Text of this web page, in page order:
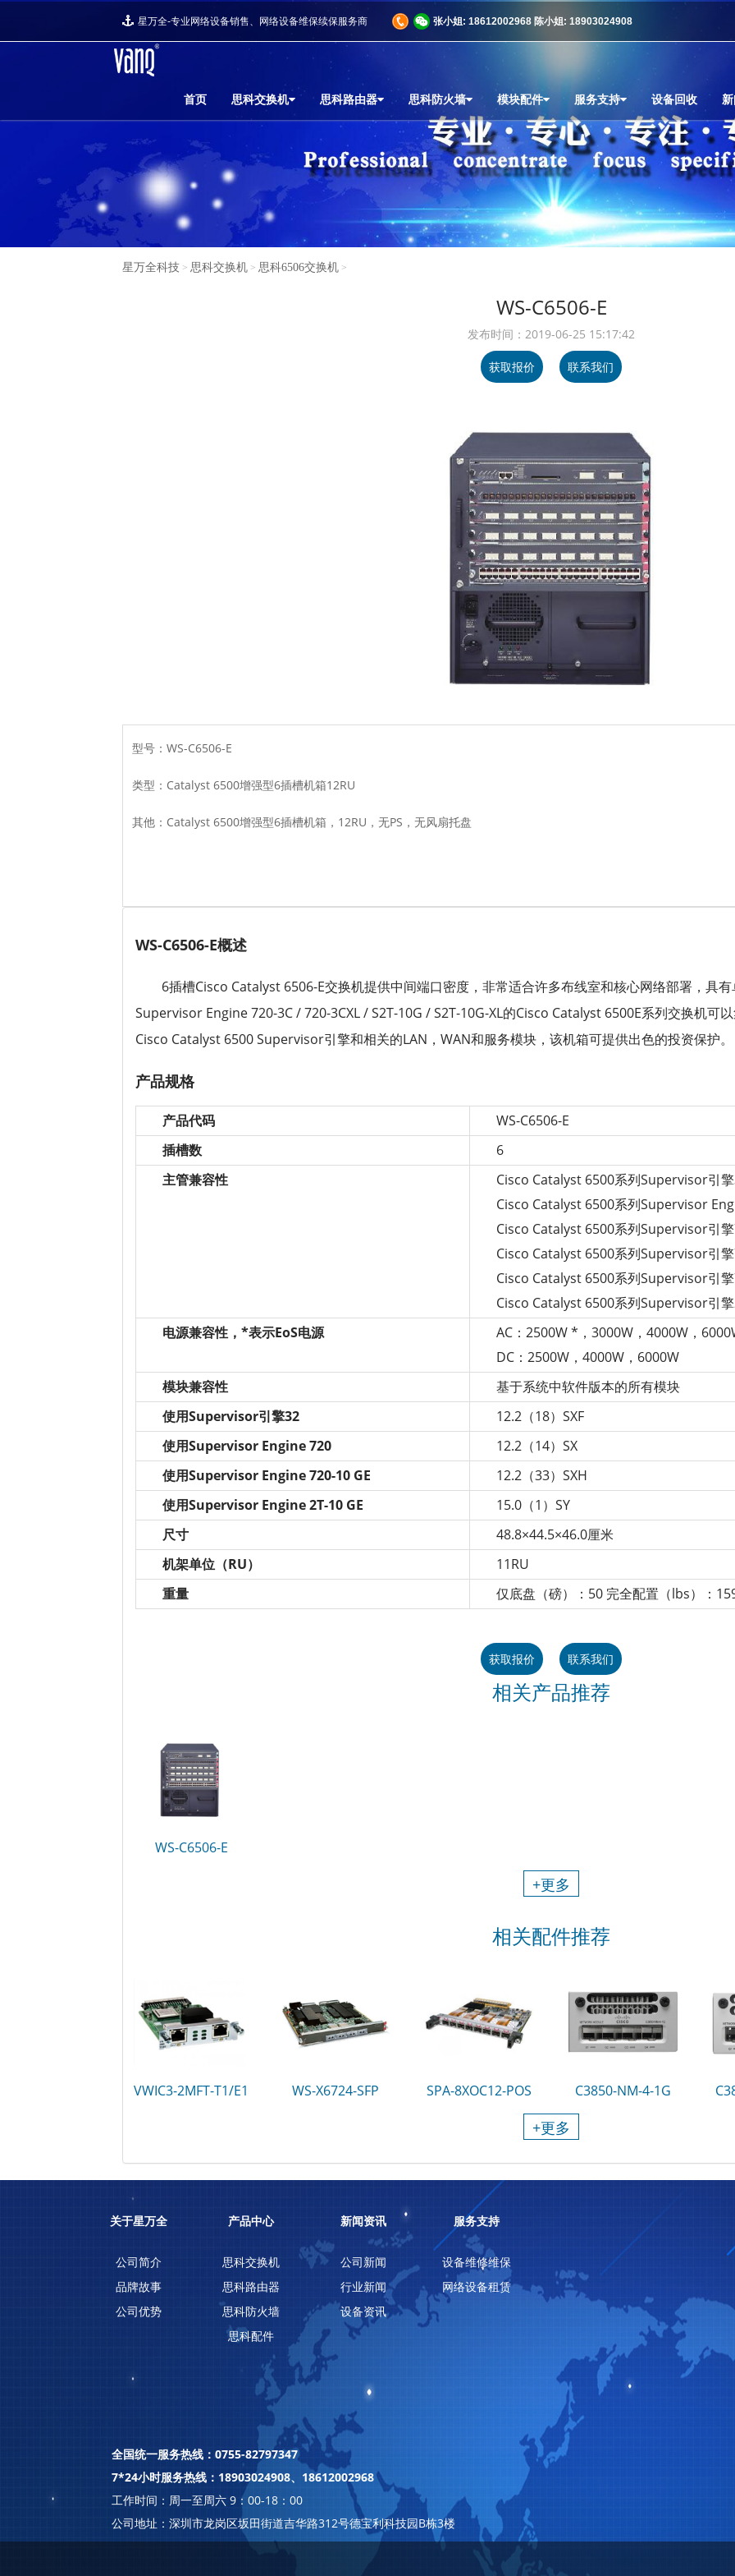
星万全-专业网络设备销售、网络设备维保续保服务商 张小姐: 18612002968 陈小姐: 18903024908
首页 思科交换机 思科路由器 思科防火墙 模块配件 服务支持 设备回收
星万全科技 >思科交换机 >思科6506交换机 >
WS-C6506-E
发布时间：2019-06-25 15:17:42
获取报价 联系我们
型号：WS-C6506-E
类型：Catalyst 6500增强型6插槽机箱12RU
其他：Catalyst 6500增强型6插槽机箱，12RU，无PS，无风扇托盘
WS-C6506-E概述
6插槽Cisco Catalyst 6506-E交换机提供中间端口密度，非常适合许多布线室和核心网络部署，具
Supervisor Engine 720-3C / 720-3CXL / S2T-10G / S2T-10G-XL的Cisco Catalyst 6500E系列交换机可
Cisco Catalyst 6500 Supervisor引擎和相关的LAN，WAN和服务模块，该机箱可提供出色的投资保护。
产品规格
产品代码
WS-C6506-E
插槽数
6
主管兼容性
Cisco Catalyst 6500系列Supervisor引
Cisco Catalyst 6500系列Supervisor
Cisco Catalyst 6500系列Supervisor引
Cisco Catalyst 6500系列Supervisor引
Cisco Catalyst 6500系列Supervisor引
Cisco Catalyst 6500系列Supervisor引
电源兼容性，*表示EoS电源
AC：2500W *，3000W，4000W，
DC：2500W，4000W，6000W
模块兼容性
基于系统中软件版本的所有模块
使用Supervisor引擎32
12.2（18）SXF
使用Supervisor Engine 720
12.2（14）SX
使用Supervisor Engine 720-10 GE
12.2（33）SXH
使用Supervisor Engine 2T-10 GE
15.0（1）SY
尺寸
48.8×44.5×46.0厘米
机架单位（RU）
11RU
重量
仅底盘（磅）：50 完全配置（lbs）：
获取报价 联系我们
相关产品推荐
WS-C6506-E
+更多
相关配件推荐
VWIC3-2MFT-T1/E1 WS-X6724-SFP SPA-8XOC12-POS C3850-NM-4-1G
+更多
关于星万全 产品中心 新闻资讯 服务支持
公司简介
品牌故事
公司优势
思科交换机
思科路由器
思科防火墙
思科配件
公司新闻
行业新闻
设备资讯
设备维修维保
网络设备租赁
全国统一服务热线：0755-82797347
7*24小时服务热线：18903024908、18612002968
工作时间：周一至周六 9：00-18：00
公司地址：深圳市龙岗区坂田街道吉华路312号德宝利科技园B栋3楼